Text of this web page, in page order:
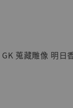
珠
+
GK 蒐藏雕像 明